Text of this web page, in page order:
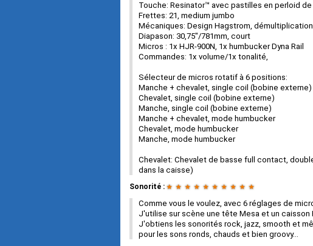
Touche: Resinator™ avec pastilles en perloid de
Frettes: 21, medium jumbo
Mécaniques: Design Hagstrom, démultiplication
Diapason: 30,75"/781mm, court
Micros : 1x HJR-900N, 1x humbucker Dyna Rail
Commandes: 1x volume/1x tonalité,
Sélecteur de micros rotatif à 6 positions:
Manche + chevalet, single coil (bobine externe)
Chevalet, single coil (bobine externe)
Manche, single coil (bobine externe)
Manche + chevalet, mode humbucker
Chevalet, mode humbucker
Manche, mode humbucker
Chevalet: Chevalet de basse full contact,
dans la caisse)
Sonorité : ★ ★ ★ ★ ★ ★ ★ ★ ★ ★
Comme vous le voulez, avec 6 réglages de
J'utilise sur scène une tête Mesa et un caisson
J'obtiens les sonorités rock, jazz, smooth et
pour les sons ronds, chauds et bien groovy...